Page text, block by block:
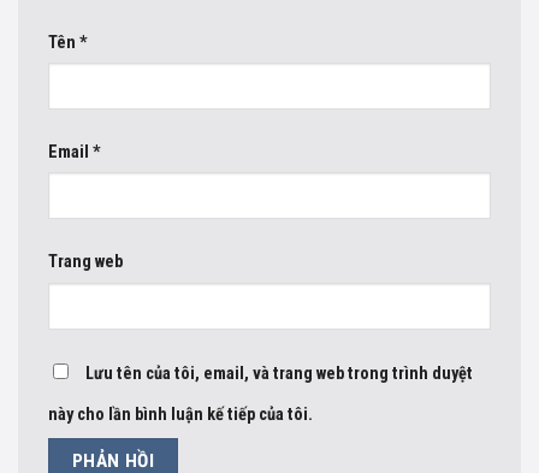
Tên *
Email *
Trang web
Lưu tên của tôi, email, và trang web trong trình duyệt
này cho lần bình luận kế tiếp của tôi.